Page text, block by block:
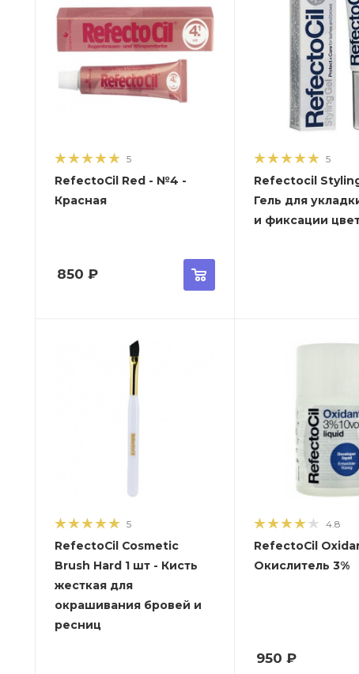
5
RefectoCil Red - №4 -
Красная
850 ₽
5
Refectocil
Гель для
и фиксации
5
RefectoCil Cosmetic
Brush Hard 1 шт - Кисть
жесткая для
окрашивания бровей и
ресниц
4.8
RefectoCil
Окислитель 3%
950 ₽